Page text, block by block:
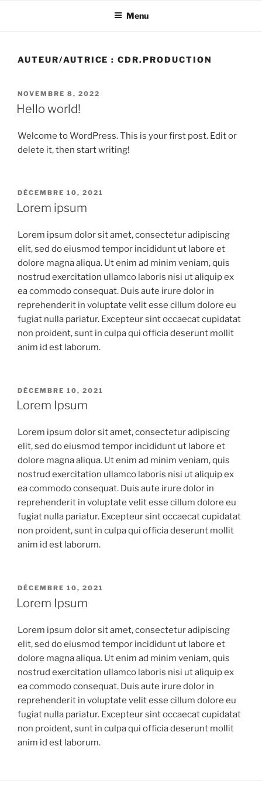
Menu
AUTEUR/AUTRICE :CDR.PRODUCTION
PUBLIÉ
LE
NOVEMBRE 8, 2022
Hello world!
Welcome to WordPress. This is your first post. Edit or
delete it, then start writing!
PUBLIÉ
LE
DÉCEMBRE 10, 2021
Lorem ipsum
Lorem ipsum dolor sit amet, consectetur adipiscing
elit, sed do eiusmod tempor incididunt ut labore et
dolore magna aliqua. Ut enim ad minim veniam, quis
nostrud exercitation ullamco laboris nisi ut aliquip ex
ea commodo consequat. Duis aute irure dolor in
reprehenderit in voluptate velit esse cillum dolore eu
fugiat nulla pariatur. Excepteur sint occaecat cupidatat
non proident, sunt in culpa qui officia deserunt mollit
anim id est laborum.
PUBLIÉ
LE
DÉCEMBRE 10, 2021
Lorem Ipsum
Lorem ipsum dolor sit amet, consectetur adipiscing
elit, sed do eiusmod tempor incididunt ut labore et
dolore magna aliqua. Ut enim ad minim veniam, quis
nostrud exercitation ullamco laboris nisi ut aliquip ex
ea commodo consequat. Duis aute irure dolor in
reprehenderit in voluptate velit esse cillum dolore eu
fugiat nulla pariatur. Excepteur sint occaecat cupidatat
non proident, sunt in culpa qui officia deserunt mollit
anim id est laborum.
PUBLIÉ
LE
DÉCEMBRE 10, 2021
Lorem Ipsum
Lorem ipsum dolor sit amet, consectetur adipiscing
elit, sed do eiusmod tempor incididunt ut labore et
dolore magna aliqua. Ut enim ad minim veniam, quis
nostrud exercitation ullamco laboris nisi ut aliquip ex
ea commodo consequat. Duis aute irure dolor in
reprehenderit in voluptate velit esse cillum dolore eu
fugiat nulla pariatur. Excepteur sint occaecat cupidatat
non proident, sunt in culpa qui officia deserunt mollit
anim id est laborum.